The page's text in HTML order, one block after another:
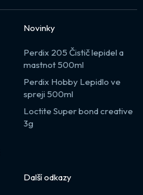
Novinky
Perdix 205 Čistič lepidel a
mastnot 500ml
Perdix Hobby Lepidlo ve
spreji 500ml
Loctite Super bond creative
3g
Další odkazy